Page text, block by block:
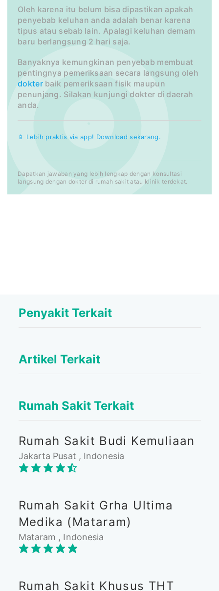
Oleh karena itu belum bisa dipastikan apakah
penyebab keluhan anda adalah benar karena
tipus atau sebab lain. Apalagi keluhan demam
baru berlangsung 2 hari saja.
Banyaknya kemungkinan penyebab membuat
pentingnya pemeriksaan secara langsung oleh
dokterbaik pemeriksaan fisik maupun
penunjang. Silakan kunjungi dokter di daerah
anda.
📱 Lebih praktis via app! Download sekarang.
Dapatkan jawaban yang lebih lengkap dengan konsultasi
langsung dengan dokter di rumah sakit atau klinik terdekat.
Penyakit Terkait
Artikel Terkait
Rumah Sakit Terkait
Rumah Sakit Budi Kemuliaan
Jakarta Pusat , Indonesia
Rumah Sakit Grha Ultima
Medika (Mataram)
Mataram , Indonesia
Rumah Sakit Khusus THT